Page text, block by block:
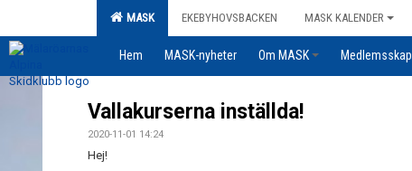
MASK EKEBYHOVSBACKEN MASK KALENDER
Hem MASK-nyheter Om MASK Medlemsskap
Vallakurserna inställda!
2020-11-01 14:24
Hej!